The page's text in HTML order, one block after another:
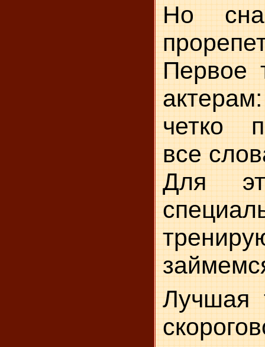
Но
Первое
четко
все
Для
Лучшая